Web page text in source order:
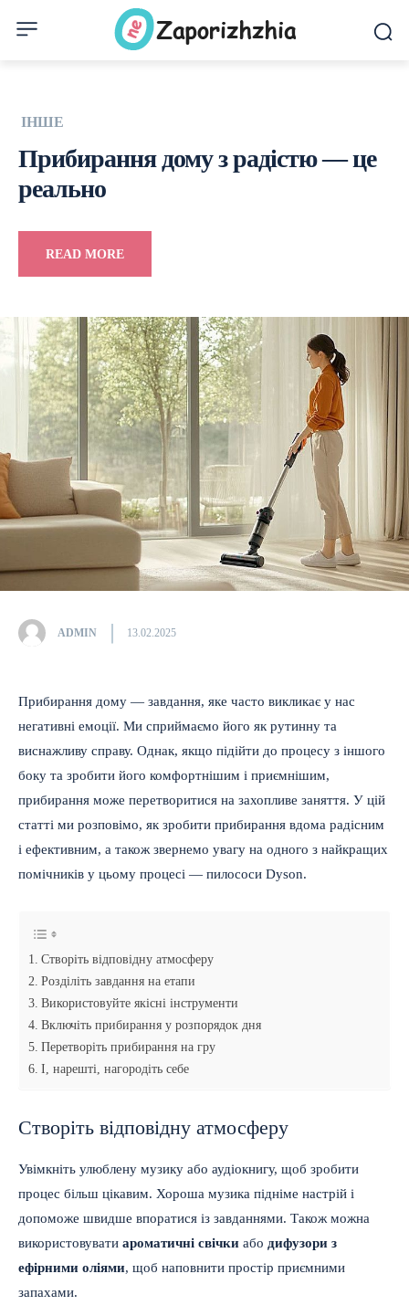
ІНШЕ
Прибирання дому з радістю — це
реально
READ MORE
ADMIN 13.02.2025
Прибирання дому — завдання, яке часто викликає у нас
негативні емоції. Ми сприймаємо його як рутинну та
виснажливу справу. Однак, якщо підійти до процесу з іншого
боку та зробити його комфортнішим і приємнішим,
прибирання може перетворитися на захопливе заняття. У цій
статті ми розповімо, як зробити прибирання вдома радісним
і ефективним, а також звернемо увагу на одного з найкращих
помічників у цьому процесі — пилососи Dyson.
Створіть відповідну атмосферу
Розділіть завдання на етапи
Використовуйте якісні інструменти
Включіть прибирання у розпорядок дня
Перетворіть прибирання на гру
І, нарешті, нагородіть себе
Створіть відповідну атмосферу
Увімкніть улюблену музику або аудіокнигу, щоб зробити
процес більш цікавим. Хороша музика підніме настрій і
допоможе швидше впоратися із завданнями. Також можна
використовувати ароматичні свічки або дифузори з
ефірними оліями, щоб наповнити простір приємними
запахами.